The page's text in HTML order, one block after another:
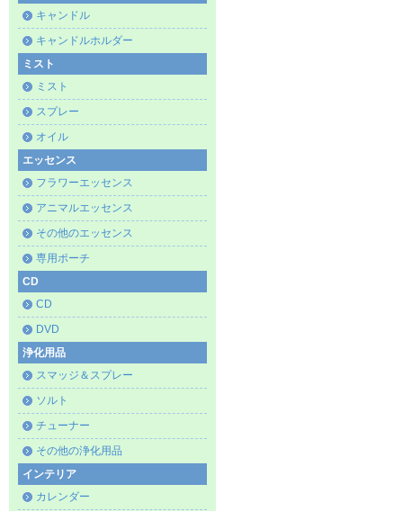
キャンドル
キャンドルホルダー
ミスト
ミスト
スプレー
オイル
エッセンス
フラワーエッセンス
アニマルエッセンス
その他のエッセンス
専用ポーチ
CD
CD
DVD
浄化用品
スマッジ＆スプレー
ソルト
チューナー
その他の浄化用品
インテリア
カレンダー